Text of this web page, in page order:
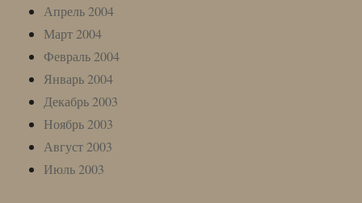
Апрель 2004
Март 2004
Февраль 2004
Январь 2004
Декабрь 2003
Ноябрь 2003
Август 2003
Июль 2003